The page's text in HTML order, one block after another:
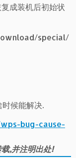
成装机后初始状
special/
候能解决.
bug-cause-
,并注明出处!